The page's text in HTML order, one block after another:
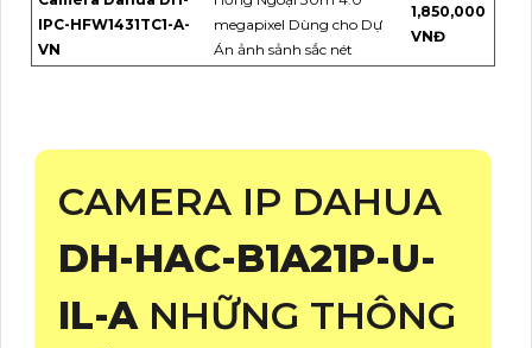
IPC-HFW1431TC1-A-
VN
megapixel Dùng cho Dự
Án ảnh sảnh sắc nét
1,850,000
VNĐ
CAMERA IP DAHUA
DH-HAC-B1A21P-U-
IL-A NHỮNG THÔNG